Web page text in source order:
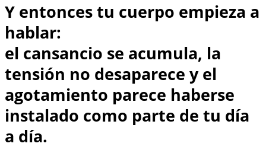
Y entonces tu cuerpo empieza a
hablar:
el cansancio se acumula, la
tensión no desaparece y el
agotamiento parece haberse
instalado como parte de tu día
a día.